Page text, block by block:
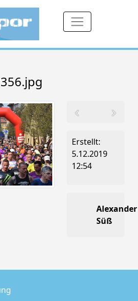
Erstellt:
5.12.2019
12:54
Alexander
Süß